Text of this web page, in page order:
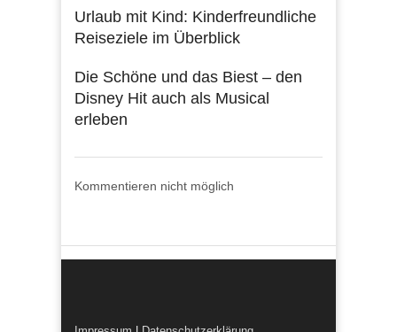
Urlaub mit Kind: Kinderfreundliche
Reiseziele im Überblick
Die Schöne und das Biest – den
Disney Hit auch als Musical
erleben
Kommentieren nicht möglich